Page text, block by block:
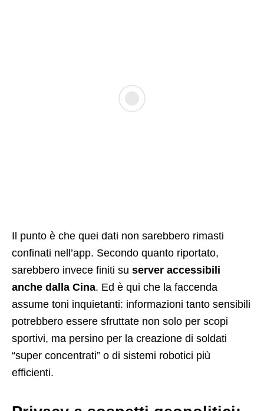
Il punto è che quei dati non sarebbero rimasti
confinati nell’app. Secondo quanto riportato,
sarebbero invece finiti su server accessibili
anche dalla Cina. Ed è qui che la faccenda
assume toni inquietanti: informazioni tanto sensibili
potrebbero essere sfruttate non solo per scopi
sportivi, ma persino per la creazione di soldati
“super concentrati” o di sistemi robotici più
efficienti.